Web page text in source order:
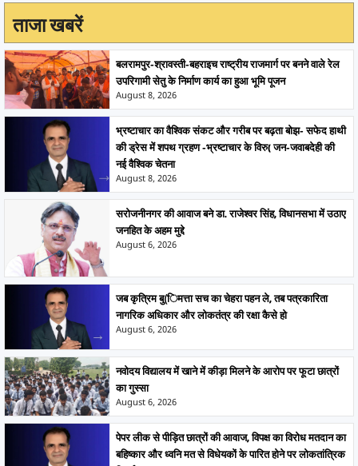
ताजा खबरें
बलरामपुर-श्रावस्ती-बहराइच राष्ट्रीय राजमार्ग पर बनने वाले रेल
उपरिगामी सेतु के निर्माण कार्य का हुआ भूमि पूजन
August 8, 2026
भ्रष्टाचार का वैश्विक संकट और गरीब पर बढ़ता बोझ- सफेद हाथी
की ड्रेस में शपथ ग्रहण -भ्रष्टाचार के विरु( जन-जवाबदेही की
नई वैश्विक चेतना
August 8, 2026
सरोजनीनगर की आवाज बने डा. राजेश्वर सिंह, विधानसभा में उठाए
जनहित के अहम मुद्दे
August 6, 2026
जब कृत्रिम बु(िमत्ता सच का चेहरा पहन ले, तब पत्रकारिता
नागरिक अधिकार और लोकतंत्र की रक्षा कैसे हो
August 6, 2026
नवोदय विद्यालय में खाने में कीड़ा मिलने के आरोप पर फूटा छात्रों
का गुस्सा
August 6, 2026
पेपर लीक से पीड़ित छात्रों की आवाज, विपक्ष का विरोध मतदान का
बहिष्कार और ध्वनि मत से विधेयकों के पारित होने पर लोकतांत्रिक